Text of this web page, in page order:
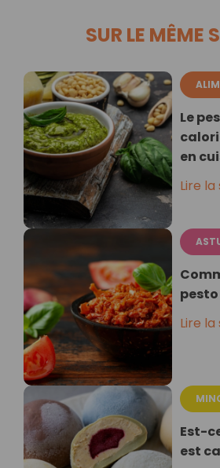
SUR LE MÊME
Le
en
Lire la
pesto
Lire la
Est-
est